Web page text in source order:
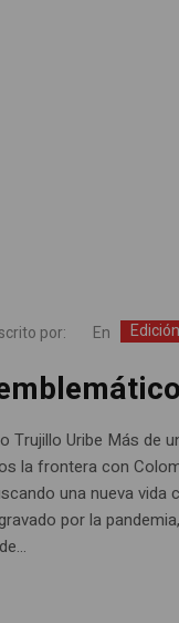
por: En
Trujillo Uribe Más de
la frontera con
una nueva vida
por la